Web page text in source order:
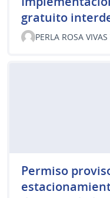
gratuito
PERLA ROSA
Permiso